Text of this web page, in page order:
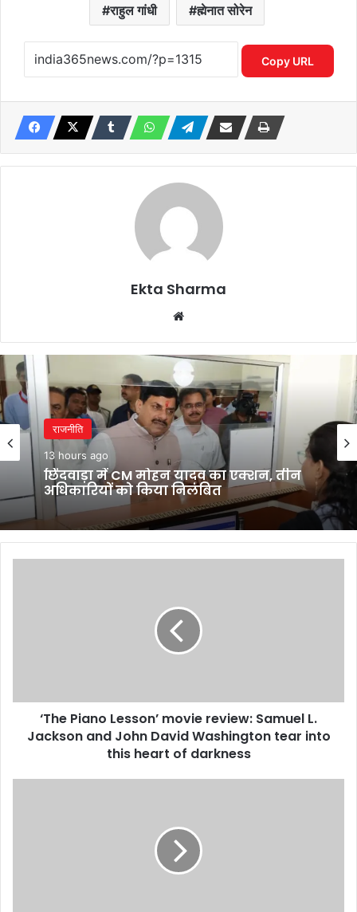
राहुल गांधी ह्मेनात सोरेन
Copy URL
Ekta Sharma
राजनीति
13 hours ago
छिंदवाड़ा में CM मोहन यादव का एक्शन, तीन
अधिकारियों को किया निलंबित
राजनीति
13 hours ago
बांकीपुर हार के बाद JDU ने बदली रणनीति,
युवाओं को साधने मैदान में उतरे निशांत कुमार
and
David
‘The Piano Lesson’ movie review: Samuel L.
Jackson and John David Washington tear into
this heart of darkness